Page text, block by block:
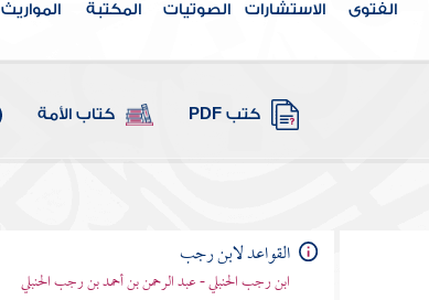
الفتوى الاستشارات الصوتيات المكتبة المواريث
كتب PDF كتاب الأمة
القواعد لابن رجب
ابن رجب الحنبلي - عبد الرحمن بن أحمد بن رجب الحنبلي